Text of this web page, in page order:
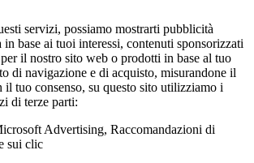
servizi, possiamo mostrarti pubblicità
in base ai tuoi interessi, contenuti sponsorizzati
il nostro sito web o prodotti in base al tuo
di navigazione e di acquisto, misurandone il
il tuo consenso, su questo sito utilizziamo i
di terze parti:
Advertising, Raccomandazioni di
sui clic